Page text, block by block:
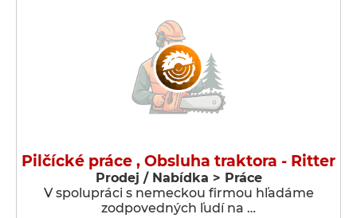
Pilčícké práce , Obsluha traktora - Ritter
Prodej / Nabídka > Práce
V spolupráci s nemeckou firmou hľadáme
zodpovedných ľudí na …